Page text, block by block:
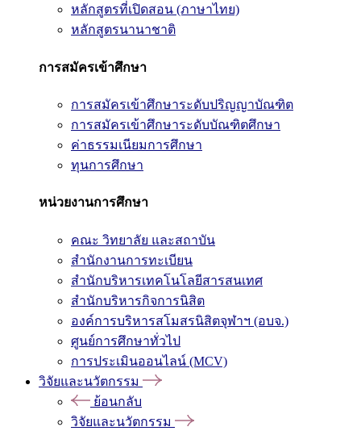
หลักสูตรที่เปิดสอน (ภาษาไทย)
หลักสูตรนานาชาติ
การสมัครเข้าศึกษา
การสมัครเข้าศึกษาระดับปริญญาบัณฑิต
การสมัครเข้าศึกษาระดับบัณฑิตศึกษา
ค่าธรรมเนียมการศึกษา
ทุนการศึกษา
หน่วยงานการศึกษา
คณะ วิทยาลัย และสถาบัน
สำนักงานการทะเบียน
สำนักบริหารเทคโนโลยีสารสนเทศ
สำนักบริหารกิจการนิสิต
องค์การบริหารสโมสรนิสิตจุฬาฯ (อบจ.)
ศูนย์การศึกษาทั่วไป
การประเมินออนไลน์ (MCV)
วิจัยและนวัตกรรม
ย้อนกลับ
วิจัยและนวัตกรรม